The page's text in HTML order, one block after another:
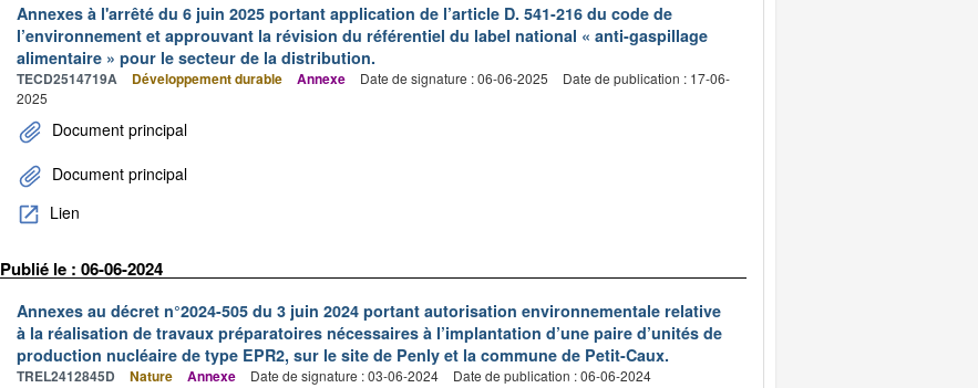
Annexes à l'arrêté du 6 juin 2025 portant application de l’article D. 541-216 du code de
l’environnement et approuvant la révision du référentiel du label national « anti-gaspillage
alimentaire » pour le secteur de la distribution.
TECD2514719A Développement durable Annexe Date de signature : 06-06-2025
Date de publication : 17-06-
2025
Document principal
Document principal
Lien
Publié le : 06-06-2024
Annexes au décret n°2024-505 du 3 juin 2024 portant autorisation environnementale relative
à la réalisation de travaux préparatoires nécessaires à l’implantation d’une paire d’unités de
production nucléaire de type EPR2, sur le site de Penly et la commune de Petit-Caux.
TREL2412845D Nature Annexe Date de signature : 03-06-2024 Date de publication : 06-06-2024